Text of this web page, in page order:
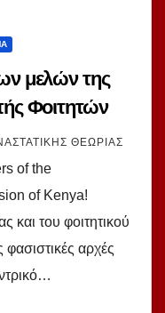
μελών της
Φοιτητών
ΘΕΩΡΊΑΣ
of the
of Kenya!
και του φοιτητικού
αρχές